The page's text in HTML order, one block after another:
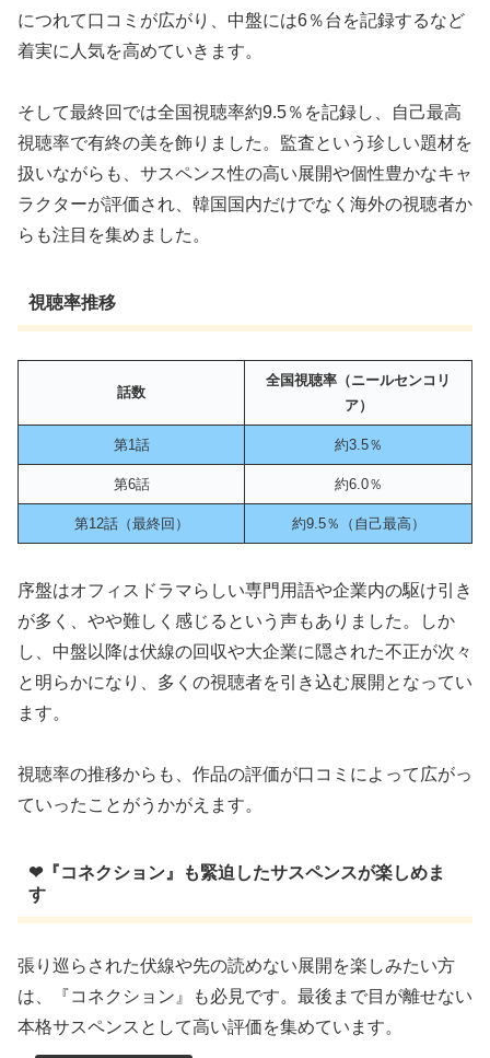
につれて口コミが広がり、中盤には6％台を記録するなど
着実に人気を高めていきます。
そして最終回では全国視聴率約9.5％を記録し、自己最高
視聴率で有終の美を飾りました。監査という珍しい題材を
扱いながらも、サスペンス性の高い展開や個性豊かなキャ
ラクターが評価され、韓国国内だけでなく海外の視聴者か
らも注目を集めました。
視聴率推移
話数
全国視聴率（ニールセンコリ
ア）
第1話 約3.5％
第6話 約6.0％
第12話（最終回） 約9.5％（自己最高）
序盤はオフィスドラマらしい専門用語や企業内の駆け引き
が多く、やや難しく感じるという声もありました。しか
し、中盤以降は伏線の回収や大企業に隠された不正が次々
と明らかになり、多くの視聴者を引き込む展開となってい
ます。
視聴率の推移からも、作品の評価が口コミによって広がっ
ていったことがうかがえます。
❤『コネクション』も緊迫したサスペンスが楽しめま
す
張り巡らされた伏線や先の読めない展開を楽しみたい方
は、『コネクション』も必見です。最後まで目が離せない
本格サスペンスとして高い評価を集めています。